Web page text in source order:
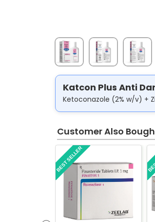
Katcon Plus Anti
Ketoconazole (2% w/v) +
Customer Also
BEST SELLER